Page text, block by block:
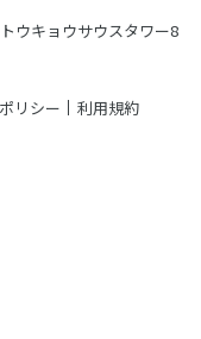
ウキョウサウスタワー8
リシー 利用規約